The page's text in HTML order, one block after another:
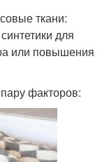
ткани:
для
или повышения
факторов: